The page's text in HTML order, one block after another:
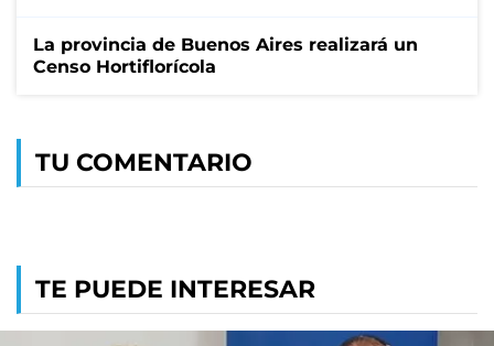
La provincia de Buenos Aires realizará un
Censo Hortiflorícola
TU COMENTARIO
TE PUEDE INTERESAR